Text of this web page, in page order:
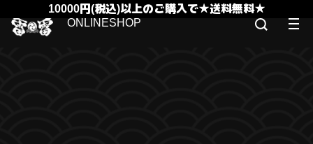
10000円(税込)以上のご購入で★送料無料★
ONLINESHOP